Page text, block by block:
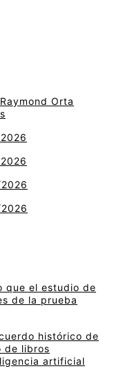
Orta
que el estudio de
de la prueba
histórico de
de libros
artificial